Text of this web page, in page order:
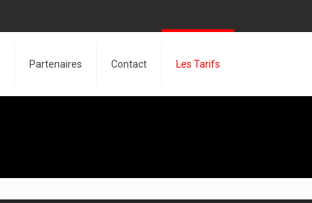
Partenaires Contact Les Tarifs